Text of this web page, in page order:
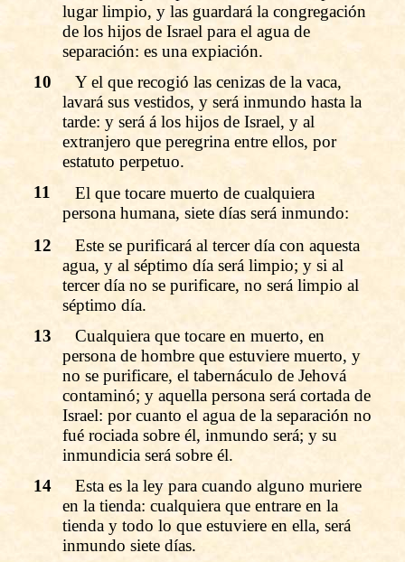
lugar limpio, y las guardará la congregación
de los hijos de Israel para el agua de
separación: es una expiación.
10
Y el que recogió las cenizas de la vaca,
lavará sus vestidos, y será inmundo hasta la
tarde: y será á los hijos de Israel, y al
extranjero que peregrina entre ellos, por
estatuto perpetuo.
11
El que tocare muerto de cualquiera
persona humana, siete días será inmundo:
12
Este se purificará al tercer día con aquesta
agua, y al séptimo día será limpio; y si al
tercer día no se purificare, no será limpio al
séptimo día.
13
Cualquiera que tocare en muerto, en
persona de hombre que estuviere muerto, y
no se purificare, el tabernáculo de Jehová
contaminó; y aquella persona será cortada de
Israel: por cuanto el agua de la separación no
fué rociada sobre él, inmundo será; y su
inmundicia será sobre él.
14
Esta es la ley para cuando alguno muriere
en la tienda: cualquiera que entrare en la
tienda y todo lo que estuviere en ella, será
inmundo siete días.